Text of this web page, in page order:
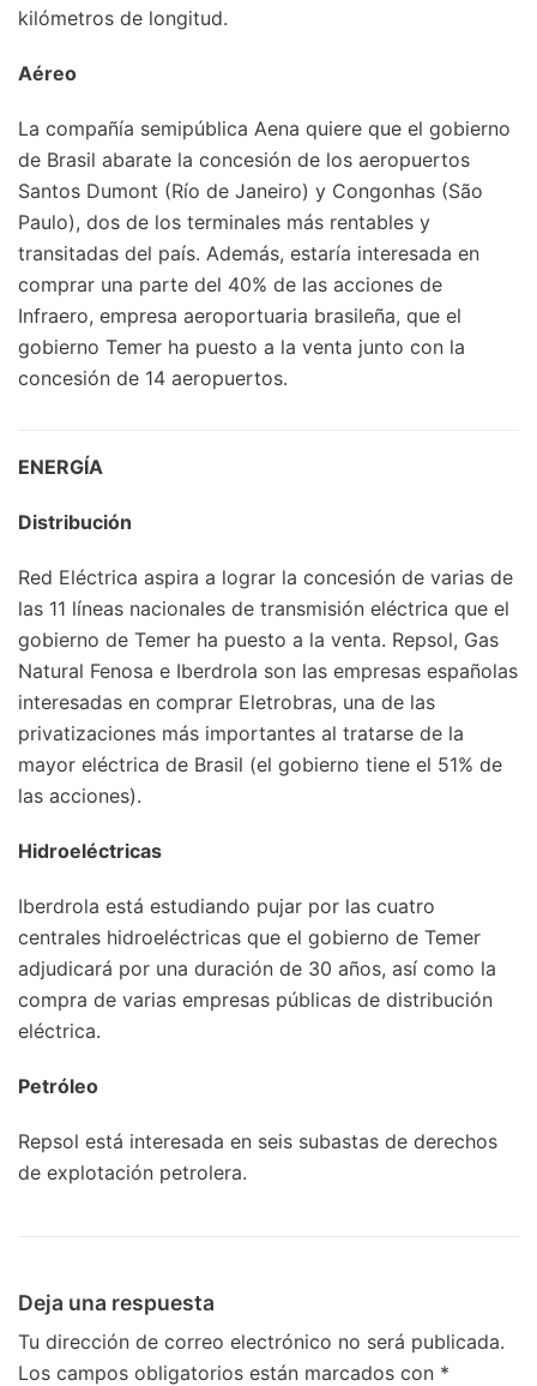
kilómetros de longitud.
Aéreo
La compañía semipública Aena quiere que el gobierno
de Brasil abarate la concesión de los aeropuertos
Santos Dumont (Río de Janeiro) y Congonhas (São
Paulo), dos de los terminales más rentables y
transitadas del país. Además, estaría interesada en
comprar una parte del 40% de las acciones de
Infraero, empresa aeroportuaria brasileña, que el
gobierno Temer ha puesto a la venta junto con la
concesión de 14 aeropuertos.
ENERGÍA
Distribución
Red Eléctrica aspira a lograr la concesión de varias de
las 11 líneas nacionales de transmisión eléctrica que el
gobierno de Temer ha puesto a la venta. Repsol, Gas
Natural Fenosa e Iberdrola son las empresas españolas
interesadas en comprar Eletrobras, una de las
privatizaciones más importantes al tratarse de la
mayor eléctrica de Brasil (el gobierno tiene el 51% de
las acciones).
Hidroeléctricas
Iberdrola está estudiando pujar por las cuatro
centrales hidroeléctricas que el gobierno de Temer
adjudicará por una duración de 30 años, así como la
compra de varias empresas públicas de distribución
eléctrica.
Petróleo
Repsol está interesada en seis subastas de derechos
de explotación petrolera.
Deja una respuesta
Tu dirección de correo electrónico no será publicada.
Los campos obligatorios están marcados con *